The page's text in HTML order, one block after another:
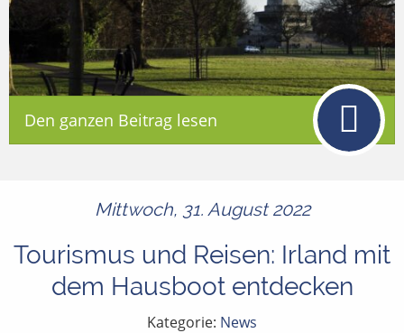
Den ganzen Beitrag lesen
Mittwoch, 31. August 2022
Tourismus und Reisen: Irland mit
dem Hausboot entdecken
Kategorie: News